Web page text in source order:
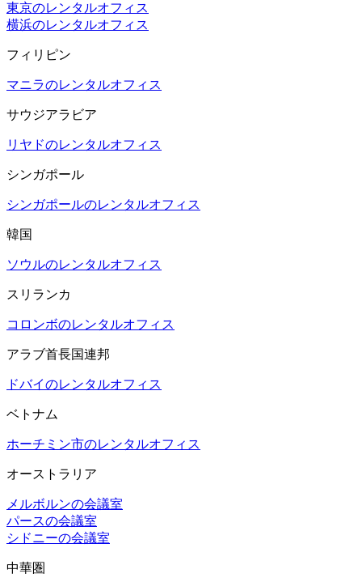
東京のレンタルオフィス
横浜のレンタルオフィス
フィリピン
マニラのレンタルオフィス
サウジアラビア
リヤドのレンタルオフィス
シンガポール
シンガポールのレンタルオフィス
韓国
ソウルのレンタルオフィス
スリランカ
コロンボのレンタルオフィス
アラブ首長国連邦
ドバイのレンタルオフィス
ベトナム
ホーチミン市のレンタルオフィス
オーストラリア
メルボルンの会議室
パースの会議室
シドニーの会議室
中華圏